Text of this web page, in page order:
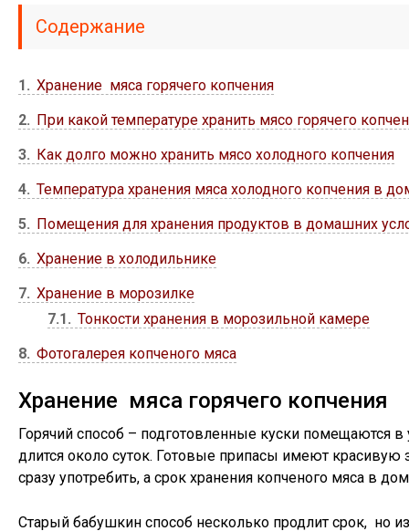
Содержание
1
Хранение мяса горячего копчения
2
При какой температуре хранить мясо горячего
3
Как долго можно хранить мясо холодного копчения
4
Температура хранения мяса холодного копчения в
5
Помещения для хранения продуктов в домашних
6
Хранение в холодильнике
7
Хранение в морозилке
7.1
Тонкости хранения в морозильной камере
8
Фотогалерея копченого мяса
Хранение мяса горячего копчения
Горячий способ – подготовленные куски помещаются
длится около суток. Готовые припасы имеют
сразу употребить, а срок хранения копченого мяса в
Старый бабушкин способ несколько продлит срок, но